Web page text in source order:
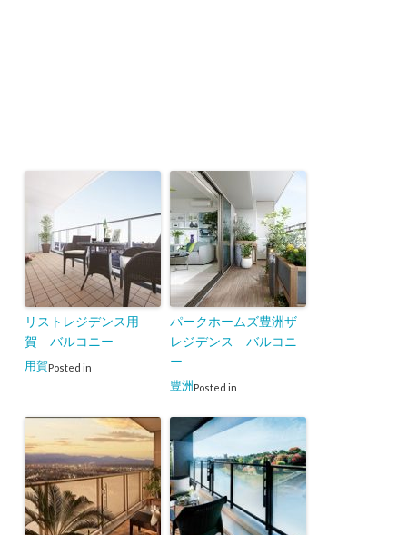
リストレジデンス用
賀 バルコニー
Posted in
用賀
パークホームズ豊洲ザ
レジデンス バルコニ
ー
Posted in
豊洲